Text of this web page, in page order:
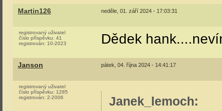
Martin126 neděle, 01. září 2024 - 17:03:31
registrovaný uživatel
číslo příspěvku: 41
registrován: 10-2023 Dědek
Janson pátek, 04. října 2024 - 14:41:17
registrovaný uživatel
číslo příspěvku: 1285
registrován: 2-2006 Janek_lemoch: